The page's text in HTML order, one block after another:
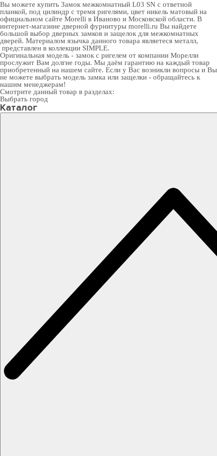
Вы можете купить Замок межкомнатный L03 SN с ответной
планкой, под цилиндр с тремя ригелями, цвет никель матовый на
официальном сайте Morelli в Иваново и Московской области. В
интернет-магазине дверной фурнитуры morelli.ru Вы найдете
большой выбор дверных замков и защелок для межкомнатных
дверей. Материалом язычка данного товара являетеся металл,
представлен в коллекции SIMPLE.
Оригинальная модель - замок с ригелем от компании Морелли
прослужит Вам долгие годы. Мы даём гарантию на каждый товар
приобретенный на нашем сайте. Если у Вас возникли вопросы и Вы
не можете выбрать модель замка или защелки - обращайтесь к
нашим менеджерам!
Смотрите данный товар в разделах:
Выбрать город
Каталог